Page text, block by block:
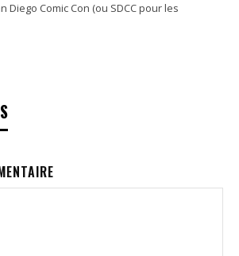
Diego Comic Con (ou SDCC pour les